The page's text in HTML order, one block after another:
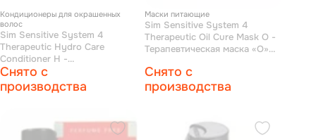
Кондиционеры для окрашенных
волос
Sim Sensitive System 4
Therapeutic Hydro Care
Conditioner H -
Терапевтический бальзам «Н»
для нормальных, сухих и
поврежденных окрашиванием
Снято с
производства
Маски питающие
Sim Sensitive System 4
Therapeutic Oil Cure Mask O -
Терапевтическая маска «О»
Снято с
производства